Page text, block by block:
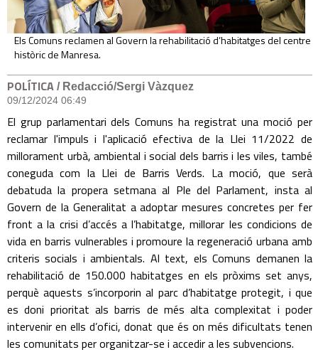
Els Comuns reclamen al Govern la rehabilitació d’habitatges del centre
històric de Manresa.
POLÍTICA / Redacció/Sergi Vàzquez
09/12/2024 06:49
El grup parlamentari dels Comuns ha registrat una moció per
reclamar l'impuls i l'aplicació efectiva de la Llei 11/2022 de
millorament urbà, ambiental i social dels barris i les viles, també
coneguda com la Llei de Barris Verds. La moció, que serà
debatuda la propera setmana al Ple del Parlament, insta al
Govern de la Generalitat a adoptar mesures concretes per fer
front a la crisi d’accés a l’habitatge, millorar les condicions de
vida en barris vulnerables i promoure la regeneració urbana amb
criteris socials i ambientals. Al text, els Comuns demanen la
rehabilitació de 150.000 habitatges en els pròxims set anys,
perquè aquests s’incorporin al parc d’habitatge protegit, i que
es doni prioritat als barris de més alta complexitat i poder
intervenir en ells d’ofici, donat que és on més dificultats tenen
les comunitats per organitzar-se i accedir a les subvencions.